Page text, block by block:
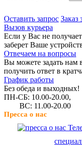
Оставить запрос Заказ
Вызов курьера
Если у Вас не
заберет Ваше
Отвечаем на вопросы
Вы можете задать нам
получить ответ в
График работы
Без обеда и выходных!
ПН-СБ: 10.00-20.00,
ВС: 11.00-20.00
Пресса о нас